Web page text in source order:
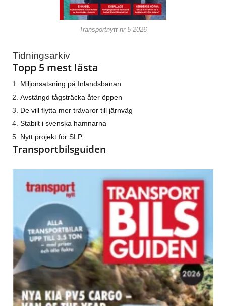
Transportnytt nr 5-2026
Tidningsarkiv
Topp 5 mest lästa
Miljonsatsning på Inlandsbanan
Avstängd tågsträcka åter öppen
De vill flytta mer trävaror till järnväg
Stabilt i svenska hamnarna
Nytt projekt för SLP
Transportbilsguiden